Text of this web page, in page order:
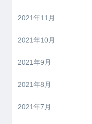
2021年11月
2021年10月
2021年9月
2021年8月
2021年7月